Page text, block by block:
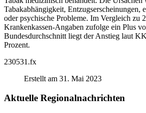
Tabakabhängigkeit, Entzugserscheinungen,
oder psychische Probleme. Im Vergleich zu
Krankenkassen-Angaben zufolge ein Plus
Bundesdurchschnitt liegt der Anstieg laut
Prozent.
230531.fx
Erstellt am 31. Mai 2023
Aktuelle Regionalnachrichten